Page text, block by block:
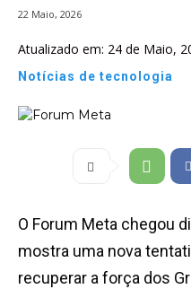
22 Maio, 2026
Atualizado em: 24 de Maio,
Notícias de tecnologia
O Forum Meta chegou
mostra uma nova
recuperar a força dos